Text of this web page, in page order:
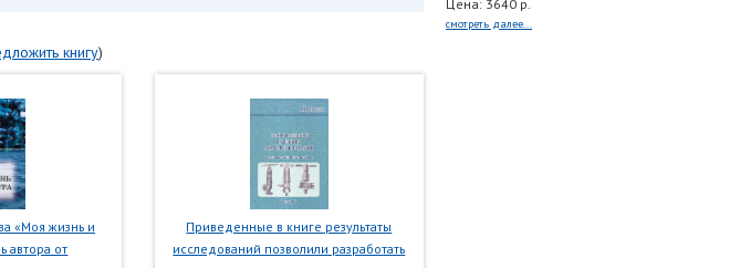
книгу)
«Моя жизнь и
автора от
Приведенные в книге результаты
исследований позволили разработать
Цена: 3640 р.
смотреть далее...